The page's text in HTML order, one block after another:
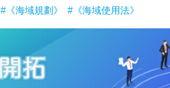
#《海域規劃》 #《海域使用法》